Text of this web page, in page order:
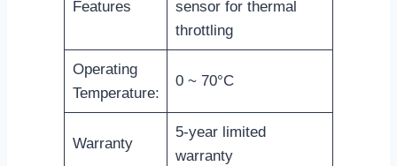
Features
sensor for thermal
throttling
Operating
Temperature:
0 ~ 70°C
Warranty
5-year limited
warranty